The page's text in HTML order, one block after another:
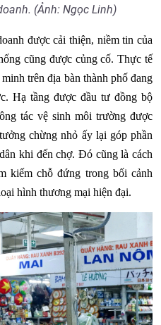
(Ảnh: Ngọc Linh)
được cải thiện, niềm tin của
cũng được củng cố. Thực tế
trên địa bàn thành phố đang
Hạ tầng được đầu tư đồng bộ
tác vệ sinh môi trường được
chừng nhỏ ấy lại góp phần
khi đến chợ. Đó cũng là cách
kiếm chỗ đứng trong bối cảnh
hình thương mại hiện đại.